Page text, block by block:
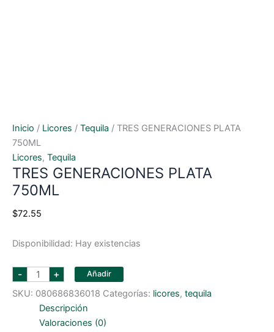
Inicio / Licores / Tequila / TRES GENERACIONES PLATA
750ML
Licores, Tequila
TRES GENERACIONES PLATA
750ML
$72.55
Disponibilidad: Hay existencias
- TRES
GENERACIONES
PLATA
750ML
cantidad
+ Añadir
SKU: 080686836018 Categorías: licores, tequila
Descripción
Valoraciones (0)